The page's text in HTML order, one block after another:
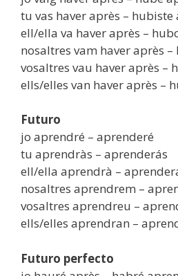
tu vas haver après –
ell/ella va haver après –
nosaltres vam haver après
vosaltres vau haver après –
ells/elles van haver après –
Futuro
jo aprendré – aprenderé
tu aprendràs – aprenderás
ell/ella aprendrà –
nosaltres aprendrem –
vosaltres aprendreu –
ells/elles aprendran –
Futuro perfecto